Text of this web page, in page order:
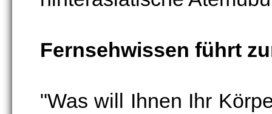
Fernsehwissen führt
"Was will Ihnen Ihr